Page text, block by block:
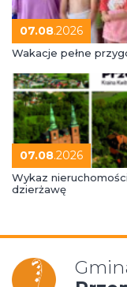
07.08.2026
Wakacje pełne
07.08.2026
Wykaz
dzierżawę